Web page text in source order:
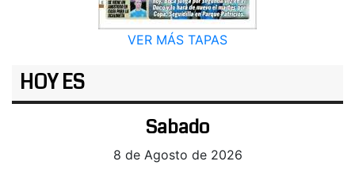
VER MÁS TAPAS
HOY ES
Sabado
8 de Agosto de 2026